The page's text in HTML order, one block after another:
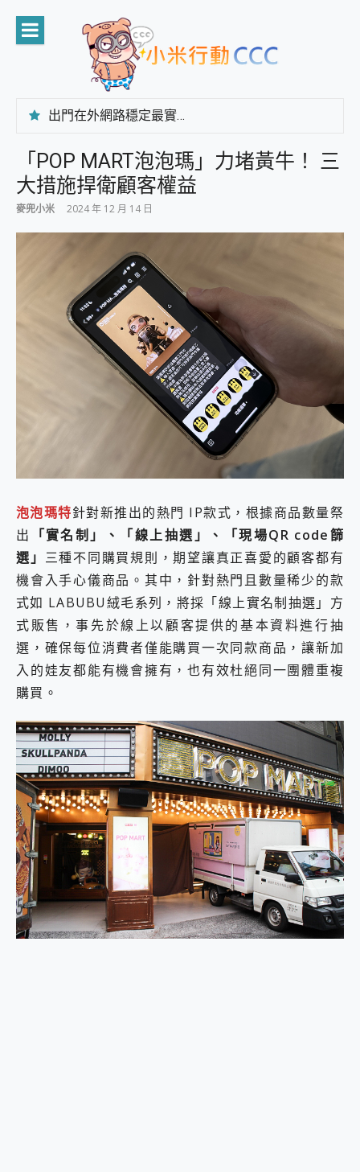
content
出門在外網路穩定最實在 「台灣大哥大」榮獲 4G/5G 在線率全球 NO.3 全台第一與全台六冠王實測心得，走到哪順到哪！
CP 值天花板~ Bongcom BS5 足球君開箱~ 短焦投影機 3千元就能擁有！ 折扣碼在這～
專為 PC上的 XBOX和掌機設計的 FireCuda X1070 SSD 固態硬碟開箱 評測
台灣製攝影機在這裡，100%全無線設計 SpotCam Solo Eco 太陽能防水雲端攝影機 SpotCam Solo 3 2.5K高畫質戶外攝影機 開箱 評測
美到讓人超想擁有 moto pad 60 系列 與 Moto | Swarovski razr 60 冰藍限定版本 開箱 評測
一鍵修復模糊影片、舊照的 AI 好幫手! VideoProc Converter AI 新版全解析 × 年末優惠，一篇全看懂
小朋友才做選擇 投影機 RGB藍牙音響 氛圍情境燈 我通通都要！ Starfish 2 幻彩膠囊投影機｜結合「 智慧投影 & 煥彩流動 」的沈浸式生活新體驗
外型超吸晴~ 給您絕佳操控體驗 GravaStar Mercury K1 系列 異星機械鍵盤與 Mercury X 系列 輕量無線電競滑鼠 開箱 評測
開箱~變身「蜘蛛人」椅子軍師！MSI MPG 491CQP QD-OLED 超寬曲面電競螢幕，多工辦公、爽度滿滿的終極桌面體驗
iPhone 17 系列 有認證的防護來囉！ imos 首家導入 UL MCV 行銷宣告驗證的手機配件品牌
DJI Osmo Pocket 3 爽爽帶回家 歡慶 EaseUS 21 週年到來，「Slogan 海報徵稿活動」好康大放送
小巧好吸不擋鏡頭 有Qi2認證的 ONPRO MagReact MXs2 5000mAh薄型磁吸無線急速行動電源 開箱 評測
超好用的 PLAUD NotePin AI 智慧錄音膠囊~ 您的AI 秘書已上線 每月免費送你 300分鐘轉寫
COMPUTEX 2025 來囉！AGI亞奇雷 AI・Gaming・創作儲存方案登場，趕快來AGI亞奇雷挑戰任務抽 PS5！
自帶線的 有線無線都能充 ONPRO MagReact M5 10000mAh 5合1 磁吸無線急速行動電源 開箱 評測
飛利浦 JS7310 ⚡【電急便｜行動儲能救車電源】 可靠的旅行夥伴！帶給您優異的安全性與強大供電效能
是螢幕也是電視! 一機超多用途「MSI微星 Modern MD272UPSW 27型」 4K IPS 輕薄商用智慧聯網螢幕 開箱 評測
您的專屬AI 助手 Yoga Slim 7 Aura Edition 觸控AI筆電 開箱 評測
realme 14 Pro 超硬軍規、冰感變色實測，realme 14 5G 遊戲戰鬥值爆表，效能x娛樂全都要！
iPhone、Apple Watch、AirPods耳機 三個設備充電一起搞定 ONPRO MagReact™ M3 3 in 1可攜摺疊無線充電器 開箱 評測
動靜皆宜「HUAWEI FreeArc」開放式耳掛耳機，無感配戴! 超穩超服貼，音質、通話也很優質
B&O 精品級音響! Home+ 中嘉寬頻 SoundBox 劇院串流盒 開箱 評測
2億 APO蔡司長焦神機降臨~ vivo X200 Pro、vivo X200 就是這麼好拍
EaseUS Vocal Remover 免費線上去聲器一鍵去除人聲 人聲 音樂分離 2024 消除人聲推薦
3 個超值 MHN 飛人工具分享~~ iToolab AnyGo 魔物獵人 Now飛人 ios教學 不出門也可以到處走
Locawhere AnyTo 寶可夢飛人 AnyTo 不出門也可以飛遍全世界
小體積 40000mAh 超大容量 一次充5個設備 充好充滿 CUKTECH 酷態科 300W 微型充電站 開箱 評測
97.3% 恢復率，資料救援就是這麼簡單 EaseUS Data Recovery Wizard Free 18.0.0 業界最好的資料救援軟體
全新 SONY Xperia 1 VI 開箱! 相機實測! 長焦覆蓋更遠更清晰、2日長續航、頂尖影音娛樂效能~
Xiaomi 14 Ultra 開箱 評測~ 有深度的 Leica 影像旗艦手機! 加碼小旗艦 Xiaomi 14 開箱 評測
vivo TWS 3e 真無線藍牙耳機智慧降噪升級、音質明亮溫潤，並支援雙設備連接~
MSI Claw 掌機專屬配件包 來囉 完美保護 MSI Claw A1M-026TW 電競掌機
人像旗艦 vivo V30 系列 開箱 評測! 首搭蔡司光學鏡頭、攝影棚級柔光環、拍攝功能最好玩的美拍神機 vivo V30 Pro
「POP MART泡泡瑪」力堵黃牛！ 三
大措施捍衛顧客權益
麥兜小米 2024 年 12 月 14 日
泡泡瑪特針對新推出的熱門 IP款式，根據商品數量祭
出
「實名制」、「線上抽選」、「現場QR code篩
選」 三種不同購買規則，期望讓真正喜愛的顧客都有
機會入手心儀商品。其中，針對熱門且數量稀少的款
式如 LABUBU絨毛系列，將採「線上實名制抽選」方
式販售，事先於線上以顧客提供的基本資料進行抽
選，確保每位消費者僅能購買一次同款商品，讓新加
入的娃友都能有機會擁有，也有效杜絕同一團體重複
購買。